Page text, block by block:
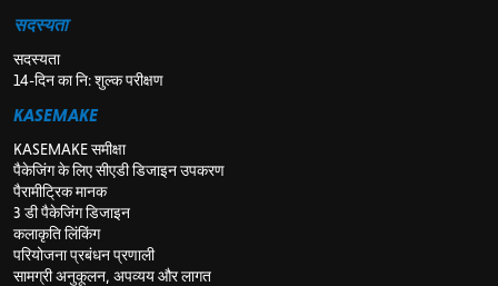
सदस्यता
सदस्यता
14-दिन का नि: शुल्क परीक्षण
KASEMAKE
KASEMAKE समीक्षा
पैकेजिंग के लिए सीएडी डिजाइन उपकरण
पैरामीट्रिक मानक
3 डी पैकेजिंग डिजाइन
कलाकृति लिंकिंग
परियोजना प्रबंधन प्रणाली
सामग्री अनुकूलन, अपव्यय और लागत